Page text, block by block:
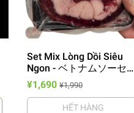
Set Mix Lòng Dồi Siêu
Ngon - ベトナムソーセー
ジミックス豚内臓セット
¥1,690 ¥1,990
HẾT HÀNG